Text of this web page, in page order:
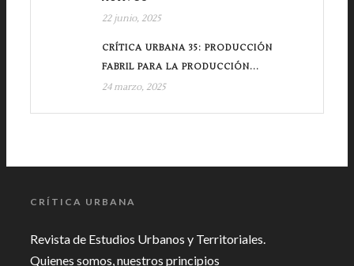
22 junio, 2025
CRÍTICA URBANA 35: PRODUCCIÓN
FABRIL PARA LA PRODUCCIÓN...
24 marzo, 2025
CRÍTICA URBANA
Revista de Estudios Urbanos y Territoriales.
Quienes somos, nuestros principios